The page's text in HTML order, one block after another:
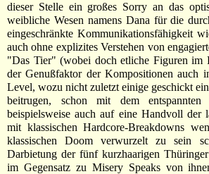
dieser Stelle ein großes Sorry an das
weibliche Wesen namens Dana für die
eingeschränkte Kommunikationsfähigkeit
auch ohne explizites Verstehen von
"Das Tier" (wobei doch etliche Figuren im
der Genußfaktor der Kompositionen auch
Level, wozu nicht zuletzt einige geschickt
beitrugen, schon mit dem
beispielsweise auch auf eine Handvoll der
mit klassischen Hardcore-Breakdowns
klassischen Doom verwurzelt zu sein
Darbietung der fünf kurzhaarigen
im Gegensatz zu Misery Speaks von